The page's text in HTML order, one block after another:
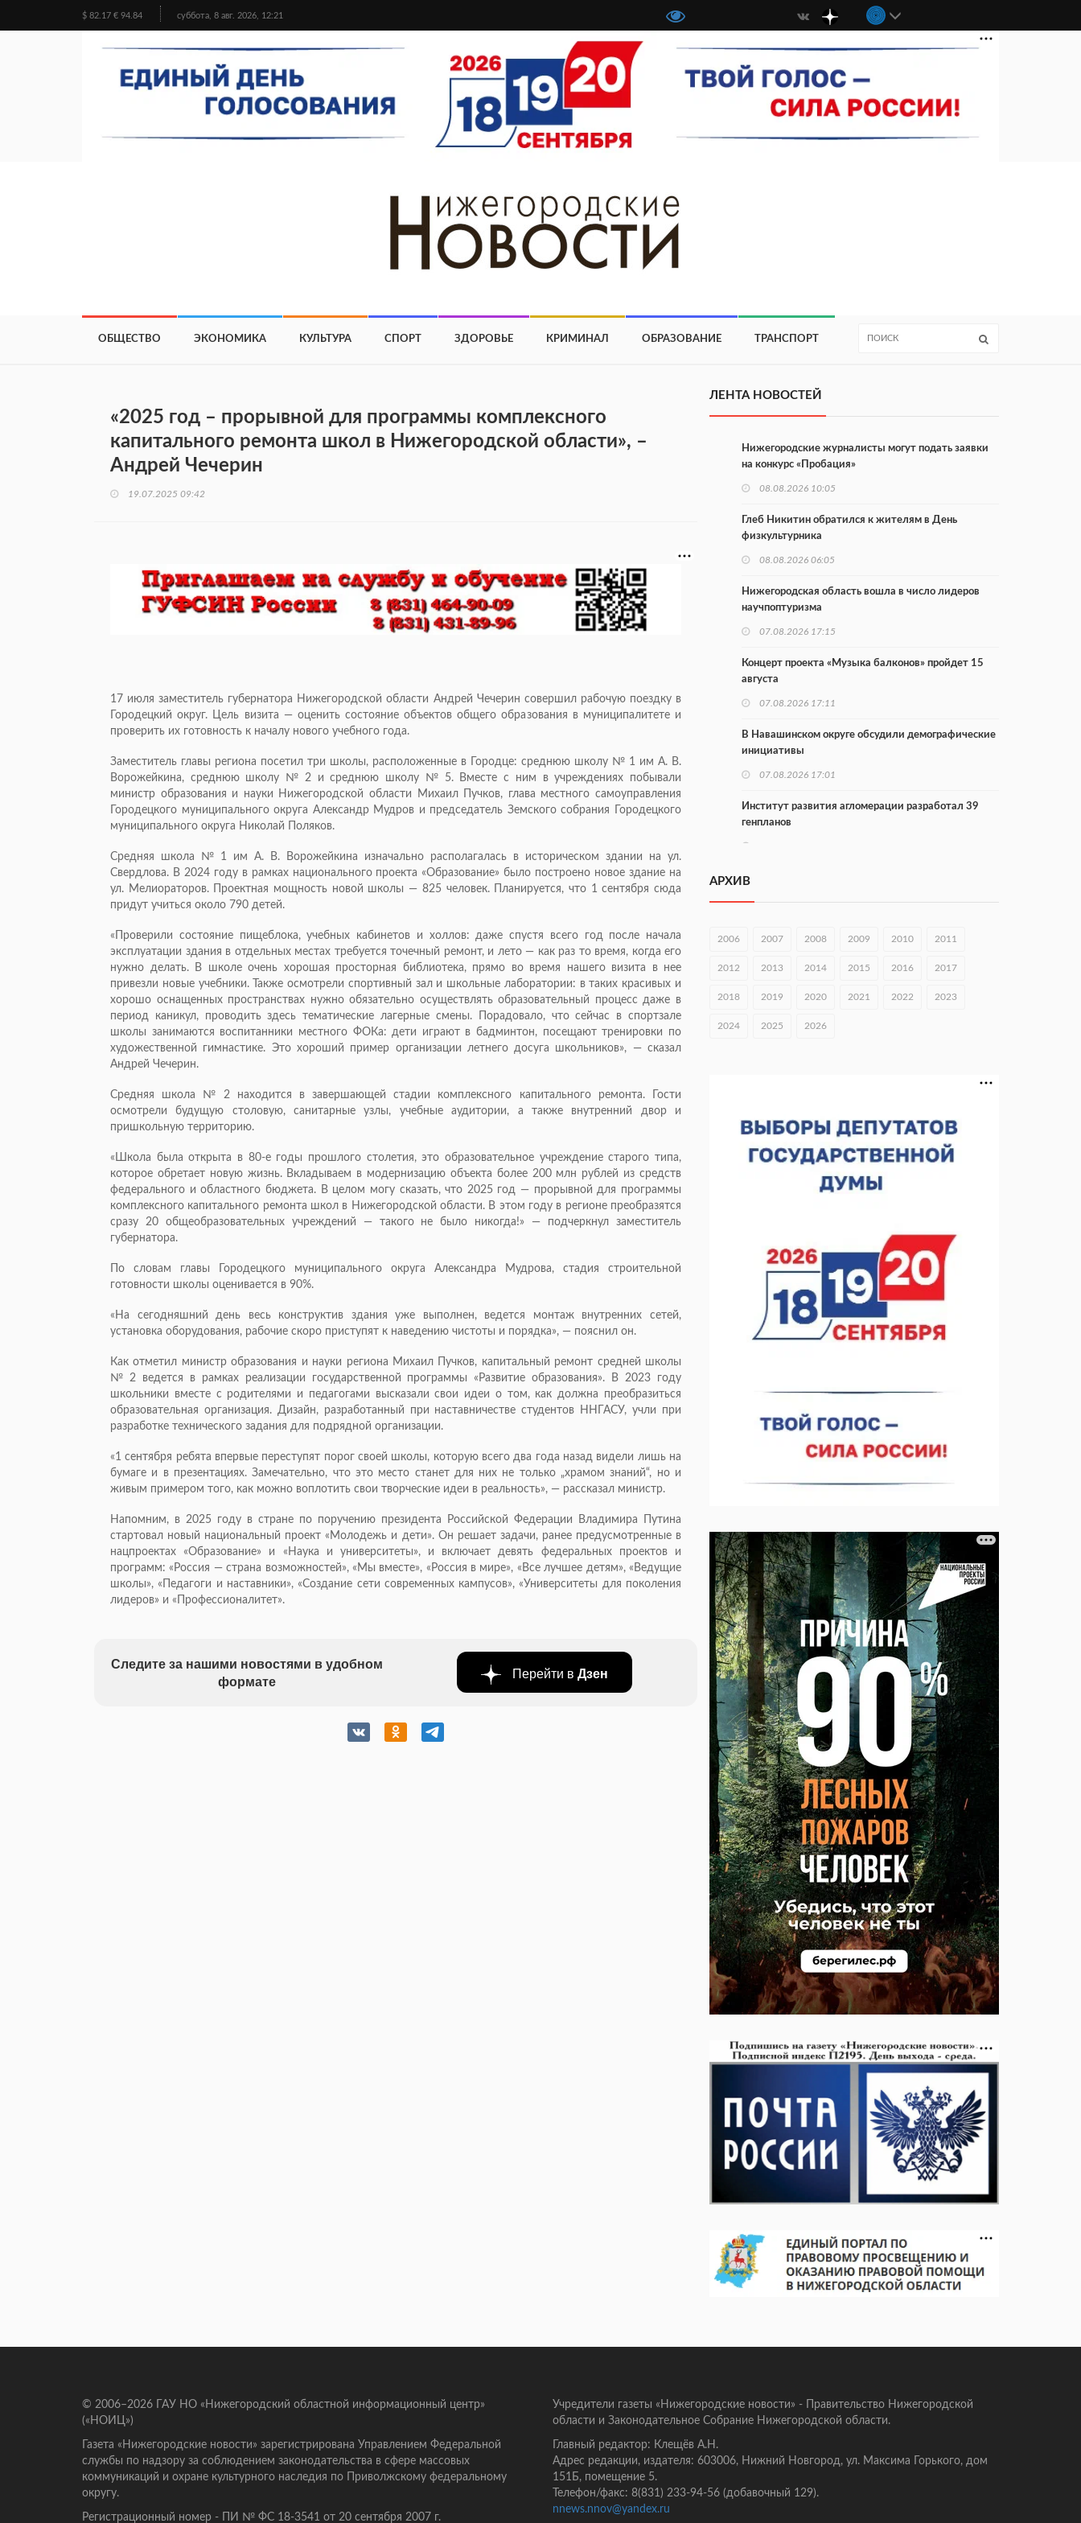
$ 82.17 € 94.84 суббота, 8 авг. 2026, 12:21
ОБЩЕСТВО ЭКОНОМИКА КУЛЬТУРА СПОРТ ЗДОРОВЬЕ КРИМИНАЛ ОБРАЗОВАНИЕ ТРАНСПОРТ
«2025 год – прорывной для программы комплексного
капитального ремонта школ в Нижегородской области», –
Андрей Чечерин
19.07.2025 09:42
17 июля заместитель губернатора Нижегородской области Андрей Чечерин совершил рабочую поездку в
Городецкий округ. Цель визита — оценить состояние объектов общего образования в муниципалитете и
проверить их готовность к началу нового учебного года.
Заместитель главы региона посетил три школы, расположенные в Городце: среднюю школу № 1 им А. В.
Ворожейкина, среднюю школу № 2 и среднюю школу № 5. Вместе с ним в учреждениях побывали
министр образования и науки Нижегородской области Михаил Пучков, глава местного самоуправления
Городецкого муниципального округа Александр Мудров и председатель Земского собрания Городецкого
муниципального округа Николай Поляков.
Средняя школа № 1 им А. В. Ворожейкина изначально располагалась в историческом здании на ул.
Свердлова. В 2024 году в рамках национального проекта «Образование» было построено новое здание на
ул. Мелиораторов. Проектная мощность новой школы — 825 человек. Планируется, что 1 сентября сюда
придут учиться около 790 детей.
«Проверили состояние пищеблока, учебных кабинетов и холлов: даже спустя всего год после начала
эксплуатации здания в отдельных местах требуется точечный ремонт, и лето — как раз то время, когда его
нужно делать. В школе очень хорошая просторная библиотека, прямо во время нашего визита в нее
привезли новые учебники. Также осмотрели спортивный зал и школьные лаборатории: в таких красивых и
хорошо оснащенных пространствах нужно обязательно осуществлять образовательный процесс даже в
период каникул, проводить здесь тематические лагерные смены. Порадовало, что сейчас в спортзале
школы занимаются воспитанники местного ФОКа: дети играют в бадминтон, посещают тренировки по
художественной гимнастике. Это хороший пример организации летнего досуга школьников», — сказал
Андрей Чечерин.
Средняя школа № 2 находится в завершающей стадии комплексного капитального ремонта. Гости
осмотрели будущую столовую, санитарные узлы, учебные аудитории, а также внутренний двор и
пришкольную территорию.
«Школа была открыта в 80-е годы прошлого столетия, это образовательное учреждение старого типа,
которое обретает новую жизнь. Вкладываем в модернизацию объекта более 200 млн рублей из средств
федерального и областного бюджета. В целом могу сказать, что 2025 год — прорывной для программы
комплексного капитального ремонта школ в Нижегородской области. В этом году в регионе преобразятся
сразу 20 общеобразовательных учреждений — такого не было никогда!» — подчеркнул заместитель
губернатора.
По словам главы Городецкого муниципального округа Александра Мудрова, стадия строительной
готовности школы оценивается в 90%.
«На сегодняшний день весь конструктив здания уже выполнен, ведется монтаж внутренних сетей,
установка оборудования, рабочие скоро приступят к наведению чистоты и порядка», — пояснил он.
Как отметил министр образования и науки региона Михаил Пучков, капитальный ремонт средней школы
№ 2 ведется в рамках реализации государственной программы «Развитие образования». В 2023 году
школьники вместе с родителями и педагогами высказали свои идеи о том, как должна преобразиться
образовательная организация. Дизайн, разработанный при наставничестве студентов ННГАСУ, учли при
разработке технического задания для подрядной организации.
«1 сентября ребята впервые переступят порог своей школы, которую всего два года назад видели лишь на
бумаге и в презентациях. Замечательно, что это место станет для них не только „храмом знаний“, но и
живым примером того, как можно воплотить свои творческие идеи в реальность», — рассказал министр.
Напомним, в 2025 году в стране по поручению президента Российской Федерации Владимира Путина
стартовал новый национальный проект «Молодежь и дети». Он решает задачи, ранее предусмотренные в
нацпроектах «Образование» и «Наука и университеты», и включает девять федеральных проектов и
программ: «Россия — страна возможностей», «Мы вместе», «Россия в мире», «Все лучшее детям», «Ведущие
школы», «Педагоги и наставники», «Создание сети современных кампусов», «Университеты для поколения
лидеров» и «Профессионалитет».
Следите за нашими новостями в удобном
формате
Перейти в Дзен
ЛЕНТА НОВОСТЕЙ
Нижегородские журналисты могут подать заявки
на конкурс «Пробация»
08.08.2026 10:05
Глеб Никитин обратился к жителям в День
физкультурника
08.08.2026 06:05
Нижегородская область вошла в число лидеров
научпоптуризма
07.08.2026 17:15
Концерт проекта «Музыка балконов» пройдет 15
августа
07.08.2026 17:11
В Навашинском округе обсудили демографические
инициативы
07.08.2026 17:01
Институт развития агломерации разработал 39
генпланов
С 8 августа изменят схему движения на въезде в
оперштаба
В Чкаловске спустили на воду «Метеор-120Р»
В Нижнем Новгороде отметили 70-летие Дня
строителя
07.08.2026 13:15
спортобъектов выросла на 28%
07.08.2026 12:15
В Нижнем Новгороде прошло совещание
Росгвардии
07.08.2026 12:04
АРХИВ
2006 2007 2008 2009 2010 2011
2012 2013 2014 2015 2016 2017
2018 2019 2020 2021 2022 2023
2024 2025 2026
© 2006–2026 ГАУ НО «Нижегородский областной информационный центр»
(«НОИЦ»)
Газета «Нижегородские новости» зарегистрирована Управлением Федеральной
службы по надзору за соблюдением законодательства в сфере массовых
коммуникаций и охране культурного наследия по Приволжскому федеральному
округу.
Регистрационный номер - ПИ № ФС 18-3541 от 20 сентября 2007 г.
Учредители газеты «Нижегородские новости» - Правительство Нижегородской
области и Законодательное Собрание Нижегородской области.
Главный редактор: Клещёв А.Н.
Адрес редакции, издателя: 603006, Нижний Новгород, ул. Максима Горького, дом
151Б, помещение 5.
Телефон/факс: 8(831) 233-94-56 (добавочный 129).
nnews.nnov@yandex.ru